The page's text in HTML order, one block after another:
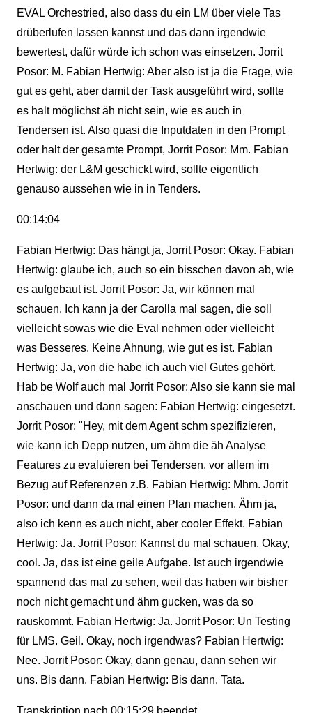
EVAL Orchestried, also dass du ein LM über viele Tas
drüberlufen lassen kannst und das dann irgendwie
bewertest, dafür würde ich schon was einsetzen. Jorrit
Posor: M. Fabian Hertwig: Aber also ist ja die Frage, wie
gut es geht, aber damit der Task ausgeführt wird, sollte
es halt möglichst äh nicht sein, wie es auch in
Tendersen ist. Also quasi die Inputdaten in den Prompt
oder halt der gesamte Prompt, Jorrit Posor: Mm. Fabian
Hertwig: der L&M geschickt wird, sollte eigentlich
genauso aussehen wie in in Tenders.
00:14:04
Fabian Hertwig: Das hängt ja, Jorrit Posor: Okay. Fabian
Hertwig: glaube ich, auch so ein bisschen davon ab, wie
es aufgebaut ist. Jorrit Posor: Ja, wir können mal
schauen. Ich kann ja der Carolla mal sagen, die soll
vielleicht sowas wie die Eval nehmen oder vielleicht
was Besseres. Keine Ahnung, wie gut es ist. Fabian
Hertwig: Ja, von die habe ich auch viel Gutes gehört.
Hab be Wolf auch mal Jorrit Posor: Also sie kann sie mal
anschauen und dann sagen: Fabian Hertwig: eingesetzt.
Jorrit Posor: "Hey, mit dem Agent schm spezifizieren,
wie kann ich Depp nutzen, um ähm die äh Analyse
Features zu evaluieren bei Tendersen, vor allem im
Bezug auf Referenzen z.B. Fabian Hertwig: Mhm. Jorrit
Posor: und dann da mal einen Plan machen. Ähm ja,
also ich kenn es auch nicht, aber cooler Effekt. Fabian
Hertwig: Ja. Jorrit Posor: Kannst du mal schauen. Okay,
cool. Ja, das ist eine geile Aufgabe. Ist auch irgendwie
spannend das mal zu sehen, weil das haben wir bisher
noch nicht gemacht und ähm gucken, was da so
rauskommt. Fabian Hertwig: Ja. Jorrit Posor: Un Testing
für LMS. Geil. Okay, noch irgendwas? Fabian Hertwig:
Nee. Jorrit Posor: Okay, dann genau, dann sehen wir
uns. Bis dann. Fabian Hertwig: Bis dann. Tata.
Transkription nach 00:15:29 beendet